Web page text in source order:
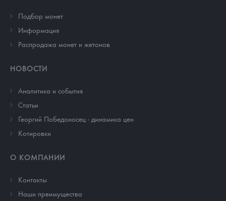
Подбор монет
Информация
Распродажа монет и жетонов
НОВОСТИ
Аналитика и события
Cтатьи
Георгий Победоносец - динамика цен
Котировки
О КОМПАНИИ
Контакты
Наши преимущества